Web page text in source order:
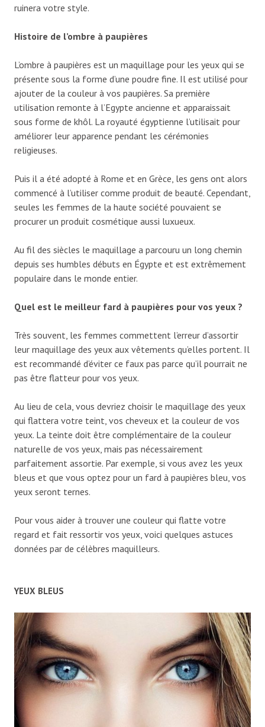
ruinera votre style.
Histoire de l’ombre à paupières
L’ombre à paupières est un maquillage pour les yeux qui se
présente sous la forme d’une poudre fine. Il est utilisé pour
ajouter de la couleur à vos paupières. Sa première
utilisation remonte à l’Egypte ancienne et apparaissait
sous forme de khôl. La royauté égyptienne l’utilisait pour
améliorer leur apparence pendant les cérémonies
religieuses.
Puis il a été adopté à Rome et en Grèce, les gens ont alors
commencé à l’utiliser comme produit de beauté. Cependant,
seules les femmes de la haute société pouvaient se
procurer un produit cosmétique aussi luxueux.
Au fil des siècles le maquillage a parcouru un long chemin
depuis ses humbles débuts en Égypte et est extrêmement
populaire dans le monde entier.
Quel est le meilleur fard à paupières pour vos yeux ?
Très souvent, les femmes commettent l’erreur d’assortir
leur maquillage des yeux aux vêtements qu’elles portent. Il
est recommandé d’éviter ce faux pas parce qu’il pourrait ne
pas être flatteur pour vos yeux.
Au lieu de cela, vous devriez choisir le maquillage des yeux
qui flattera votre teint, vos cheveux et la couleur de vos
yeux. La teinte doit être complémentaire de la couleur
naturelle de vos yeux, mais pas nécessairement
parfaitement assortie. Par exemple, si vous avez les yeux
bleus et que vous optez pour un fard à paupières bleu, vos
yeux seront ternes.
Pour vous aider à trouver une couleur qui flatte votre
regard et fait ressortir vos yeux, voici quelques astuces
données par de célèbres maquilleurs.
YEUX BLEUS